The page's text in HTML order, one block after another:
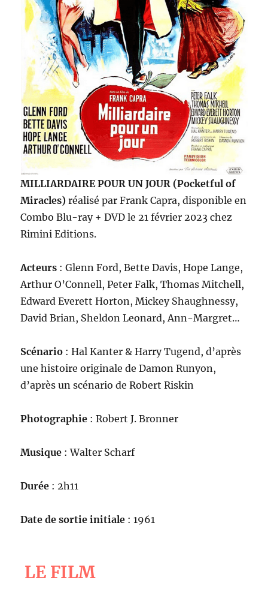
MILLIARDAIRE POUR UN JOUR (Pocketful of
Miracles)réalisé par Frank Capra, disponible en
Combo Blu-ray + DVD le 21 février 2023 chez
Rimini Editions.
Acteurs : Glenn Ford, Bette Davis, Hope Lange,
Arthur O’Connell, Peter Falk, Thomas Mitchell,
Edward Everett Horton, Mickey Shaughnessy,
David Brian, Sheldon Leonard, Ann-Margret…
Scénario : Hal Kanter & Harry Tugend, d’après
une histoire originale de Damon Runyon,
d’après un scénario de Robert Riskin
Photographie : Robert J. Bronner
Musique : Walter Scharf
Durée : 2h11
Date de sortie initiale : 1961
LE FILM